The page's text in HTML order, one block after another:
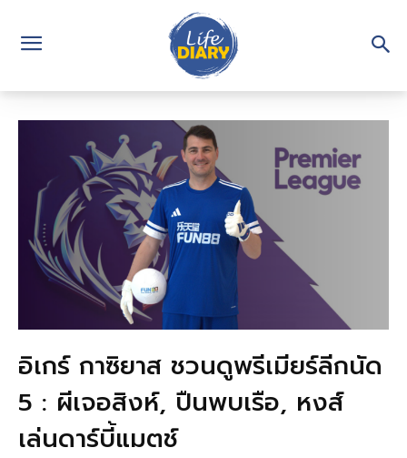
อิเกร์ กาซิยาส ชวนดูพรีเมียร์ลีกนัด
5 : ผีเจอสิงห์, ปืนพบเรือ, หงส์
เล่นดาร์บี้แมตช์